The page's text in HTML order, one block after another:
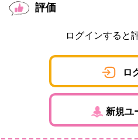
評価
ログインすると
ロ
新規ユ